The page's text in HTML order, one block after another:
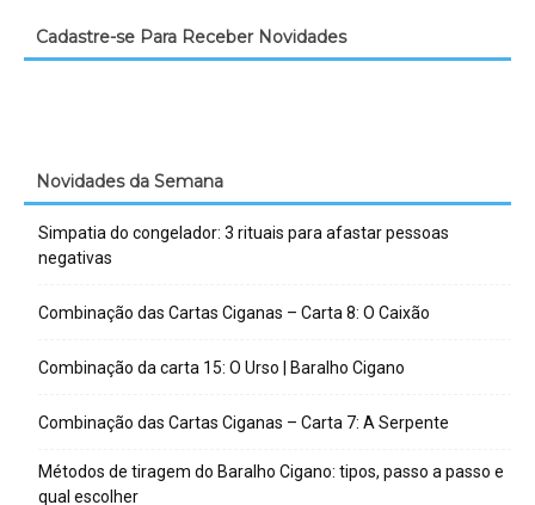
Cadastre-se Para Receber Novidades
Novidades da Semana
Simpatia do congelador: 3 rituais para afastar pessoas
negativas
Combinação das Cartas Ciganas – Carta 8: O Caixão
Combinação da carta 15: O Urso | Baralho Cigano
Combinação das Cartas Ciganas – Carta 7: A Serpente
Métodos de tiragem do Baralho Cigano: tipos, passo a passo e
qual escolher